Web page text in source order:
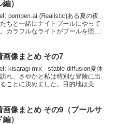
）
pornpen.ai (Realistic)ある夏の夜、
ちと一緒にナイトプールにやって
カラフルなライトがプールを照ら
かる準備を始めた。友...
画像まとめ その7
kisaragi mix - stable diffusion夏休
れ、さやかと私は特別な冒険に出
ことに決めました。目的地は美し
がやってき...
画像まとめ その9（プールサ
）